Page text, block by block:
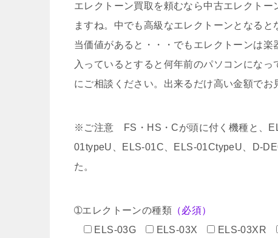
エレクトーン買取を頼むなら中古エレクト
ますね。中でも高級なエレクトーンとなる
当価値があると・・・でもエレクトーンは
入っているとすると何年前のパソコンにな
にご相談ください。出来るだけ高い金額でお
※ご注意 FS・HS・Cが頭に付く機種と、
01typeU、ELS-01C、ELS-01CtypeU、D-
た。
➀エレクトーンの種類 （必須）
ELS-03G
ELS-03X ELS-03XR